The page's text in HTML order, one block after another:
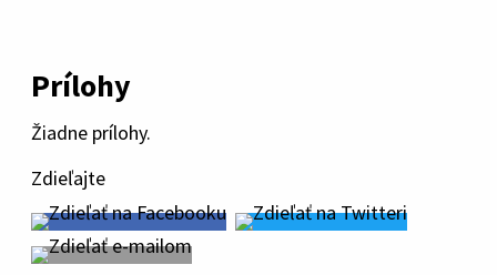
Prílohy
Žiadne prílohy.
Zdieľajte